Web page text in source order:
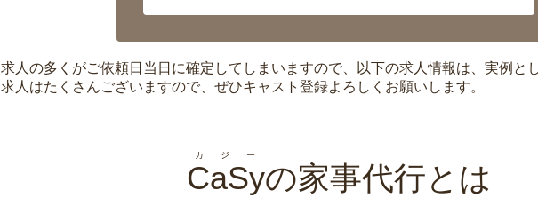
求人の多くがご依頼日当日に確定してしまいますので、以下の求人情報は、実例と
求人はたくさんございますので、ぜひキャスト登録よろしくお願いします。
CaSy
カジー
の家事代行とは